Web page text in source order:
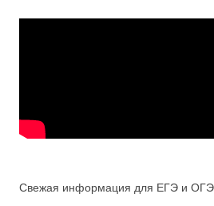
Свежая информация для ЕГЭ и ОГЭ